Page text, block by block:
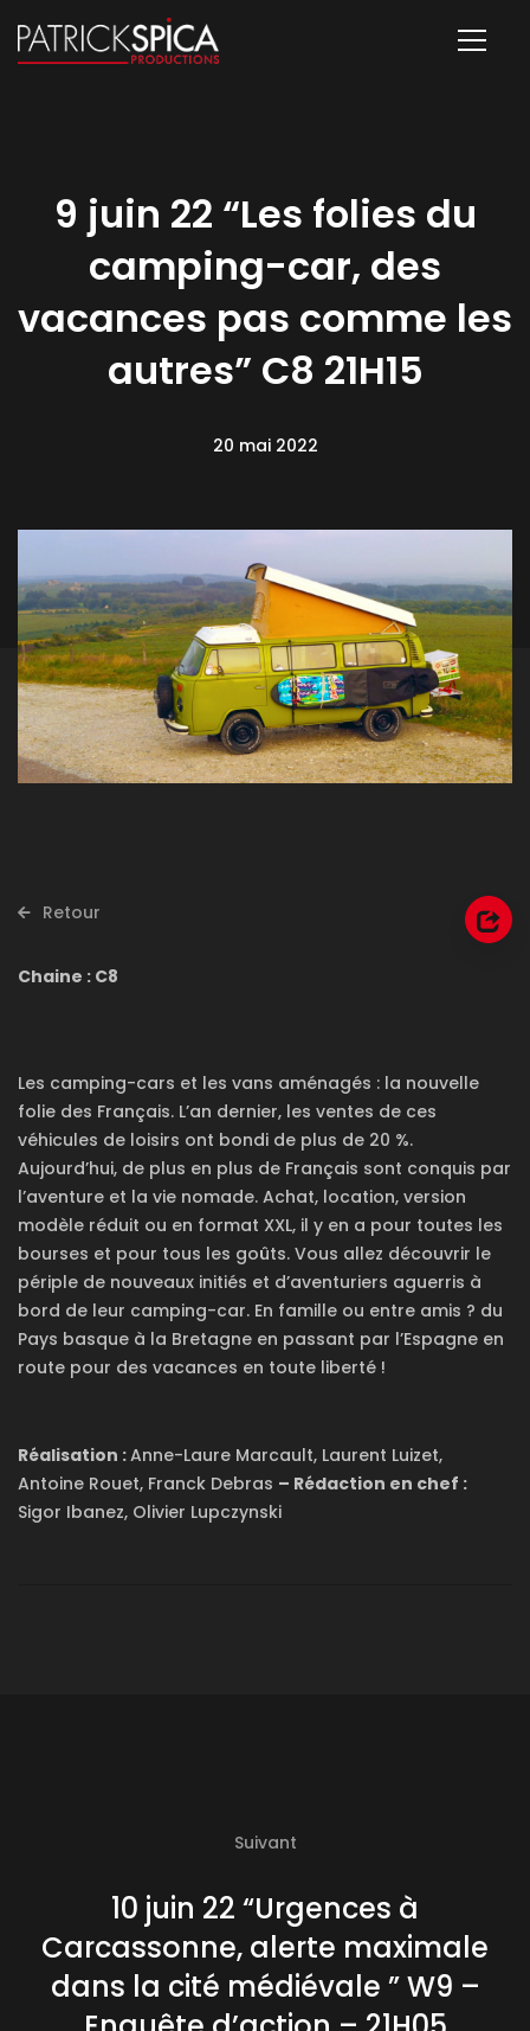
9 juin 22 “Les folies du
camping-car, des
vacances pas comme les
autres” C8 21H15
20 mai 2022
Retour
Chaine : C8
Les camping-cars et les vans aménagés : la nouvelle
folie des Français. L’an dernier, les ventes de ces
véhicules de loisirs ont bondi de plus de 20 %.
Aujourd’hui, de plus en plus de Français sont conquis par
l’aventure et la vie nomade. Achat, location, version
modèle réduit ou en format XXL, il y en a pour toutes les
bourses et pour tous les goûts. Vous allez découvrir le
périple de nouveaux initiés et d’aventuriers aguerris à
bord de leur camping-car. En famille ou entre amis ? du
Pays basque à la Bretagne en passant par l’Espagne en
route pour des vacances en toute liberté !
Réalisation :Anne-Laure Marcault, Laurent Luizet,
Antoine Rouet, Franck Debras – Rédaction en chef :
Sigor Ibanez, Olivier Lupczynski
Suivant
10 juin 22 “Urgences à
Carcassonne, alerte maximale
dans la cité médiévale ” W9 –